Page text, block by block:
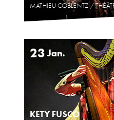
MATHIEU COBLENTZ /
23 Jan.
KETY FUSCO